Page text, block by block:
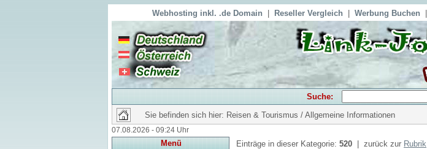
Webhosting inkl. .de Domain Reseller Vergleich Werbung Buchen
Suche:
Sie befinden sich hier: Reisen & Tourismus / Allgemeine Informationen
07.08.2026 - 09:24 Uhr
Menü Einträge in dieser Kategorie: 520 | zurück zur Rubrik